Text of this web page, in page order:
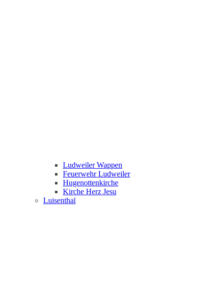
Ludweiler Wappen
Feuerwehr Ludweiler
Hugenottenkirche
Kirche Herz Jesu
Luisenthal